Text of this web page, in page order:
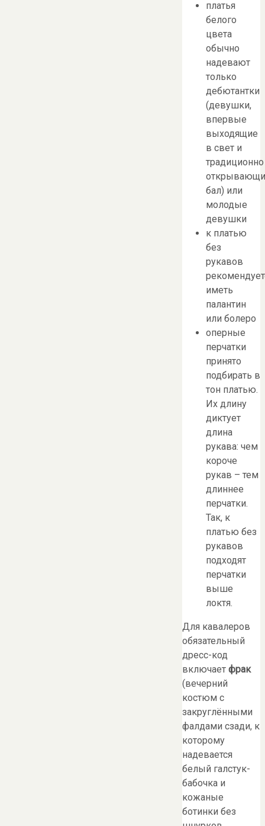
платья
белого
цвета
обычно
надевают
только
дебютантки
(девушки,
впервые
выходящие
в свет и
традиционно
бал) или
молодые
девушки
к платью
без
рукавов
иметь
палантин
или болеро
оперные
перчатки
принято
подбирать в
тон платью.
Их длину
диктует
длина
рукава: чем
короче
рукав – тем
длиннее
перчатки.
Так, к
платью без
рукавов
подходят
перчатки
выше
локтя.
Для кавалеров
обязательный
дресс-код
включает фрак
(вечерний
костюм с
закруглёнными
фалдами сзади, к
которому
надевается
белый галстук-
бабочка и
кожаные
ботинки без